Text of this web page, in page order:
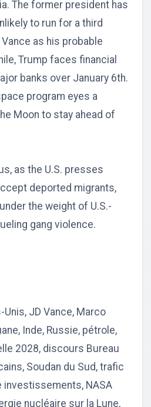
The former president has
to run for a third
as his probable
Trump faces financial
banks over January 6th.
program eyes a
Moon to stay ahead of
as the U.S. presses
deported migrants,
the weight of U.S.-
gang violence.
Unis, JD Vance, Marco
Inde, Russie, pétrole,
2028, discours Bureau
Soudan du Sud, trafic
investissements, NASA
nucléaire sur la Lune,